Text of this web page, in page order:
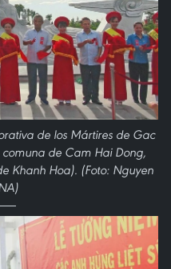
de los Mártires de Gac
comuna de Cam Hai Dong,
Khanh Hoa). (Foto: Nguyen